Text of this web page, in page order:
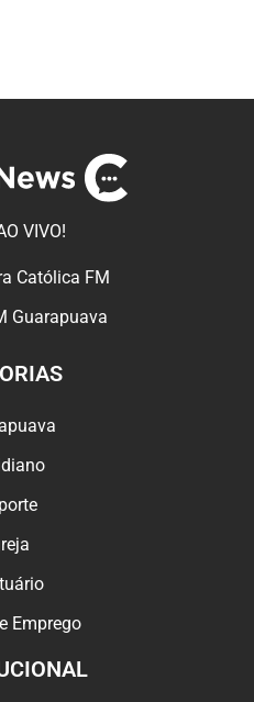
VIVO!
Católica FM
Guarapuava
Emprego